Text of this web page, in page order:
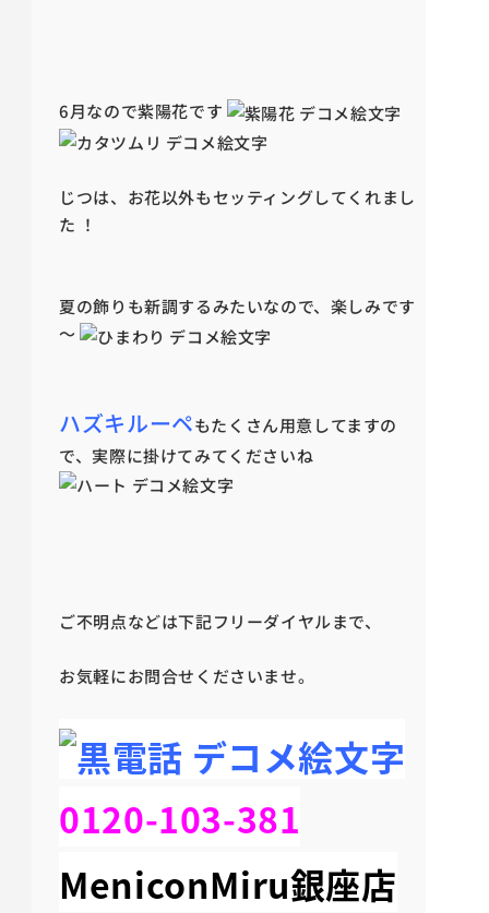
6月なので紫陽花です
じつは、お花以外もセッティングしてくれまし
た ！
夏の飾りも新調するみたいなので、楽しみです
～
ハズキルーペもたくさん用意してますの
で、実際に掛けてみてくださいね
ご不明点などは下記フリーダイヤルまで、
お気軽にお問合せくださいませ。
0120-103-381
MeniconMiru銀座店